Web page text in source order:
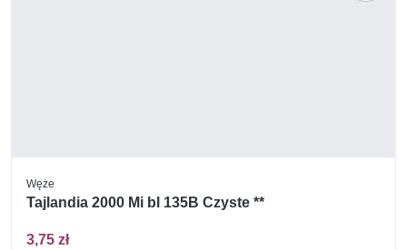
Węże
Tajlandia 2000 Mi bl 135B Czyste **
3,75 zł